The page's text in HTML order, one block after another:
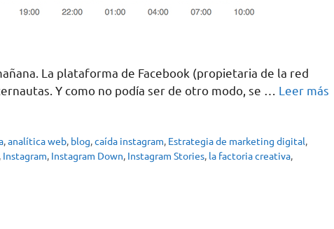
La plataforma de Facebook (propietaria de la red
Y como no podía ser de otro modo, se … Leer más
,analítica web, blog,caída instagram, Estrategia de marketing digital,
, Instagram, Instagram Down, Instagram Stories, la factoria creativa,